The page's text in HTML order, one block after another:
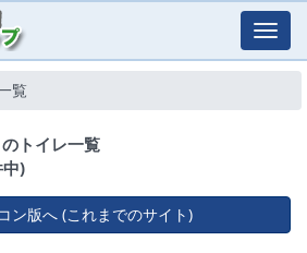
覧
トイレ一覧
)
ン版へ (これまでのサイト)